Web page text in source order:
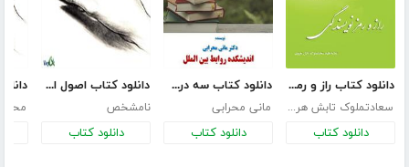
دانلود کتاب راز و رمز نویسندگی
سعادتملوک تابش هروی
دانلود کتاب
دانلود کتاب سه درس پیش از آغاز نویسندگی
مانی محرابی
دانلود کتاب
دانلود کتاب اصول اولیه نویسنده شدن
نامشخص
دانلود کتاب
محمد